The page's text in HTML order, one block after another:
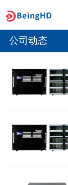
公司动态